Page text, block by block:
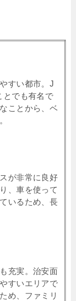
すい都市。J
とでも有名で
ことから、ベ
が非常に良好
、車を使って
いるため、長
充実。治安面
すいエリアで
め、ファミリ